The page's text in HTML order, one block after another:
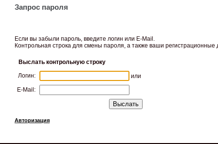
Запрос пароля
Если вы забыли пароль, введите логин или E-Mail.
Контрольная строка для смены пароля, а также ваши
Выслать контрольную строку
Логин:
или
E-Mail:
Авторизация